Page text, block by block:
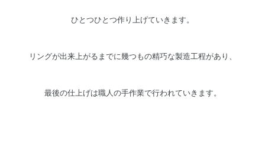
ひとつひとつ作り上げていきます。
リングが出来上がるまでに幾つもの精巧な製造工程があり、
最後の仕上げは職人の手作業で行われていきます。